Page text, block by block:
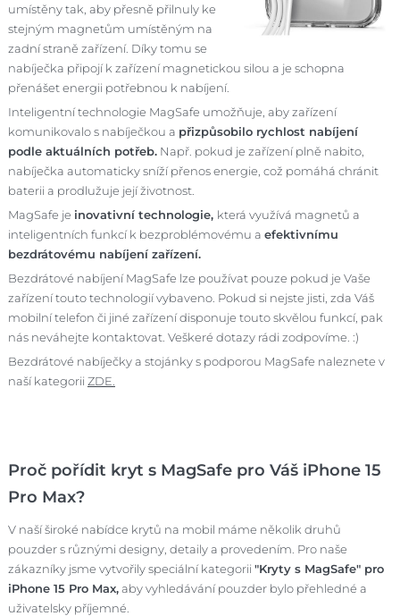
umístěny tak, aby přesně přilnuly ke
stejným magnetům umístěným na
zadní straně zařízení. Díky tomu se
nabíječka připojí k zařízení magnetickou silou a je schopna
přenášet energii potřebnou k nabíjení.
Inteligentní technologie MagSafe umožňuje, aby zařízení
komunikovalo s nabíječkou a přizpůsobilo rychlost nabíjení
podle aktuálních potřeb.Např. pokud je zařízení plně nabito,
nabíječka automaticky sníží přenos energie, což pomáhá chránit
baterii a prodlužuje její životnost.
MagSafe je inovativní technologie, která využívá magnetů a
inteligentních funkcí k bezproblémovému a efektivnímu
bezdrátovému nabíjení zařízení.
Bezdrátové nabíjení MagSafe lze používat pouze pokud je Vaše
zařízení touto technologií vybaveno. Pokud si nejste jisti, zda Váš
mobilní telefon či jiné zařízení disponuje touto skvělou funkcí, pak
nás neváhejte kontaktovat. Veškeré dotazy rádi zodpovíme. :)
Bezdrátové nabíječky a stojánky s podporou MagSafe naleznete v
naší kategorii ZDE.
Proč pořídit kryt s MagSafe pro Váš iPhone 15
Pro Max?
V naší široké nabídce krytů na mobil máme několik druhů
pouzder s různými designy, detaily a provedením. Pro naše
zákazníky jsme vytvořily speciální kategorii "Kryty s MagSafe" pro
iPhone 15 Pro Max,aby vyhledávání pouzder bylo přehledné a
uživatelsky příjemné.